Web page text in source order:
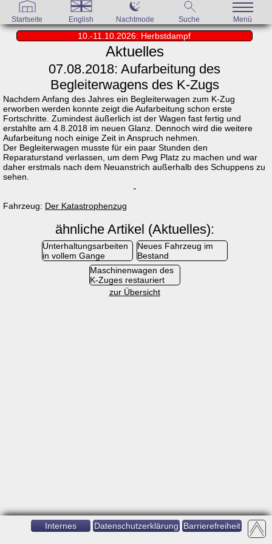
Startseite English Nachtmode Suche Menü
10.-11.10.2026: Herbstdampf
Aktuelles
07.08.2018: Aufarbeitung des
Begleiterwagens des K-Zugs
Nachdem Anfang des Jahres ein Begleiterwagen zum K-Zug
erworben werden konnte zeigt die Aufarbeitung schon erste
Fortschritte. Zumindest äußerlich ist der Wagen fast fertig und
erstahlte am 4.8.2018 im neuen Glanz. Dennoch wird die weitere
Aufarbeitung noch einige Zeit in Anspruch nehmen.
Der Begleiterwagen musste für ein paar Stunden den
Reparaturstand verlassen, um dem Pwg Platz zu machen und war
daher erstmals nach dem Neuanstrich außerhalb des Schuppens zu
sehen.
Fahrzeug: Der Katastrophenzug
ähnliche Artikel (Aktuelles):
Unterhaltungsarbeiten
in vollem Gange
Neues Fahrzeug im
Bestand
Maschinenwagen des
K-Zuges restauriert
zur Übersicht
Internes Datenschutzerklärung Barrierefreiheit